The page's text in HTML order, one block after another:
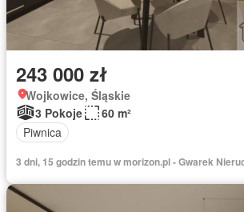
243 000 zł
Wojkowice, Śląskie
3 Pokoje
60 m²
Piwnica
3 dni, 15 godzin temu w morizon.pl - Gwarek